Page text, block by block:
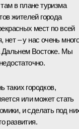
в плане туризма
жителей города
мест по всей
нет – у нас очень
Дальнем Востоке. Мы
таких городков,
или может стать
и сделать под
развития.